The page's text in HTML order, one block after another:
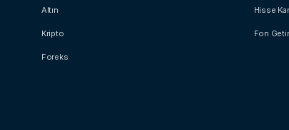
Altın
Kripto
Foreks
Hisse
Fon